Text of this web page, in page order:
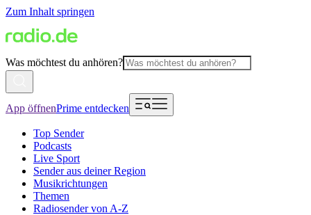
Zum Inhalt springen
Was möchtest du anhören?
App öffnenPrime entdecken
Top Sender
Podcasts
Live Sport
Sender aus deiner Region
Musikrichtungen
Themen
Radiosender von A-Z